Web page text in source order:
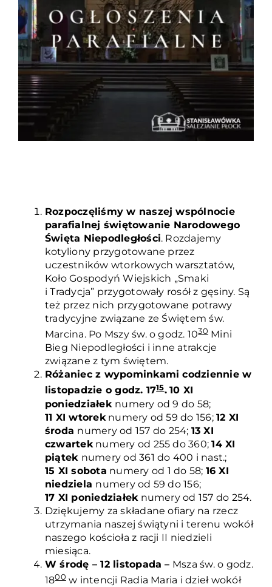
Grupy parafialne
Wspólnoty
Oddanie 33
Kancelaria
Rozpoczęliśmy w naszej wspólnocie
parafialnej świętowanie Narodowego
Święta Niepodległości. Rozdajemy
kotyliony przygotowane przez
uczestników wtorkowych warsztatów,
Koło Gospodyń Wiejskich „Smaki
i Tradycja” przygotowały rosół z gęsiny. Są
też przez nich przygotowane potrawy
tradycyjne związane ze Świętem św.
Marcina. Po Mszy św. o godz. 1030Mini
Bieg Niepodległości i inne atrakcje
związane z tym świętem.
Różaniec z wypominkami codziennie w
listopadzie o godz. 1715. 10 XI
poniedziałek numery od 9 do 58;
11 XI wtoreknumery od 59 do 156;12 XI
środa numery od 157 do 254; 13 XI
czwarteknumery od 255 do 360;14 XI
piątek numery od 361 do 400 i nast.;
15 XI sobota numery od 1 do 58; 16 XI
niedziela numery od 59 do 156;
17 XI poniedziałek numery od 157 do 254.
Dziękujemy za składane ofiary na rzecz
utrzymania naszej świątyni i terenu wokół
naszego kościoła z racji II niedzieli
miesiąca.
W środę – 12 listopada – Msza św. o godz.
1800w intencji Radia Maria i dzieł wokół